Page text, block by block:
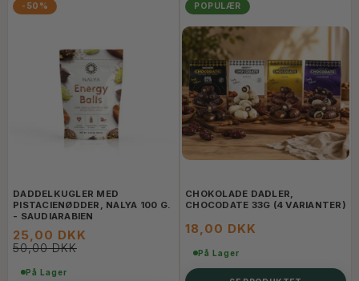
-50%
DADDELKUGLER MED
PISTACIENØDDER, NALYA 100 G.
- SAUDIARABIEN
25,00 DKK
50,00 DKK
På Lager
POPULÆR
CHOKOLADE DADLER,
CHOCODATE 33G (4 VARIANTER)
18,00 DKK
På Lager